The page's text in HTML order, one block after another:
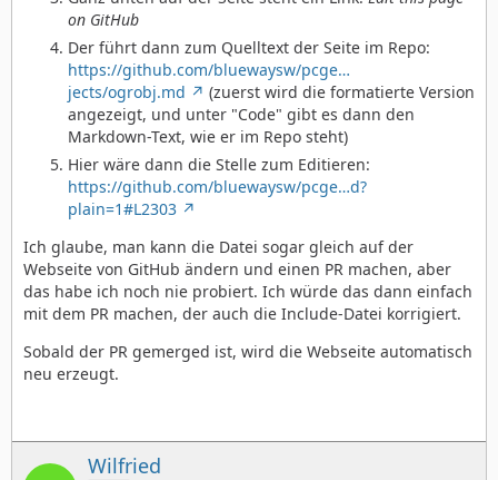
on GitHub
Der führt dann zum Quelltext der Seite im Repo:
https://github.com/bluewaysw/pcge…
jects/ogrobj.md
(zuerst wird die formatierte Version
angezeigt, und unter "Code" gibt es dann den
Markdown-Text, wie er im Repo steht)
Hier wäre dann die Stelle zum Editieren:
https://github.com/bluewaysw/pcge…d?
plain=1#L2303
Ich glaube, man kann die Datei sogar gleich auf der
Webseite von GitHub ändern und einen PR machen, aber
das habe ich noch nie probiert. Ich würde das dann einfach
mit dem PR machen, der auch die Include-Datei korrigiert.
Sobald der PR gemerged ist, wird die Webseite automatisch
neu erzeugt.
Wilfried